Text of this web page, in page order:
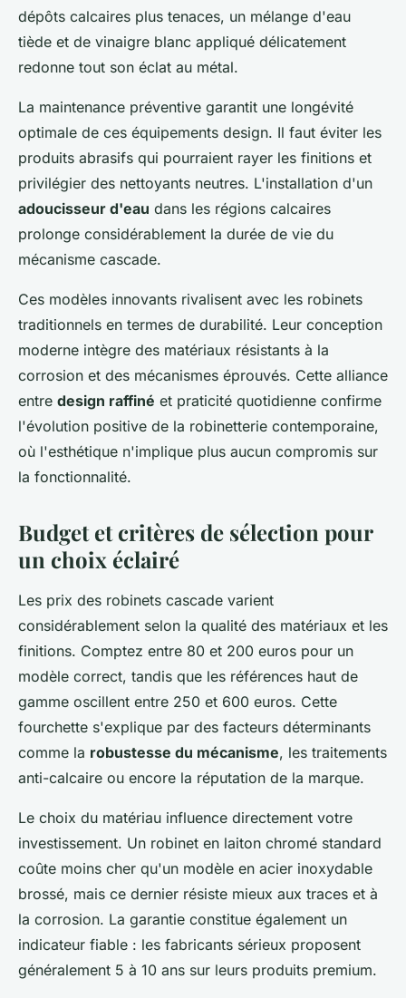
dépôts calcaires plus tenaces, un mélange d'eau
tiède et de vinaigre blanc appliqué délicatement
redonne tout son éclat au métal.
La maintenance préventive garantit une longévité
optimale de ces équipements design. Il faut éviter les
produits abrasifs qui pourraient rayer les finitions et
privilégier des nettoyants neutres. L'installation d'un
adoucisseur d'eau dans les régions calcaires
prolonge considérablement la durée de vie du
mécanisme cascade.
Ces modèles innovants rivalisent avec les robinets
traditionnels en termes de durabilité. Leur conception
moderne intègre des matériaux résistants à la
corrosion et des mécanismes éprouvés. Cette alliance
entre design raffiné et praticité quotidienne confirme
l'évolution positive de la robinetterie contemporaine,
où l'esthétique n'implique plus aucun compromis sur
la fonctionnalité.
Budget et critères de sélection pour
un choix éclairé
Les prix des robinets cascade varient
considérablement selon la qualité des matériaux et les
finitions. Comptez entre 80 et 200 euros pour un
modèle correct, tandis que les références haut de
gamme oscillent entre 250 et 600 euros. Cette
fourchette s'explique par des facteurs déterminants
comme la robustesse du mécanisme, les traitements
anti-calcaire ou encore la réputation de la marque.
Le choix du matériau influence directement votre
investissement. Un robinet en laiton chromé standard
coûte moins cher qu'un modèle en acier inoxydable
brossé, mais ce dernier résiste mieux aux traces et à
la corrosion. La garantie constitue également un
indicateur fiable : les fabricants sérieux proposent
généralement 5 à 10 ans sur leurs produits premium.